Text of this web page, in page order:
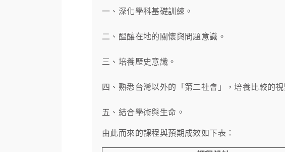
一、深化學科基礎訓練。
二、醞釀在地的關懷與問題意識。
三、培養歷史意識。
四、熟悉台灣以外的「第二社會」，培養比較的視
五、結合學術與生命。
由此而來的課程與預期成效如下表：